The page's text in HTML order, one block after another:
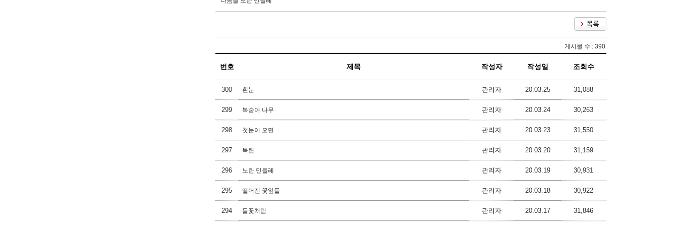
게시물 수 : 390
번호 제목 작성자 작성일 조회수
300 흰눈 관리자 20.03.25 31,088
299 복숭아 나무 관리자 20.03.24 30,263
298 첫눈이 오면 관리자 20.03.23 31,550
297 목련 관리자 20.03.20 31,159
296 노란 민들레 관리자 20.03.19 30,931
295 떨어진 꽃잎들 관리자 20.03.18 30,922
294 들꽃처럼 관리자 20.03.17 31,846